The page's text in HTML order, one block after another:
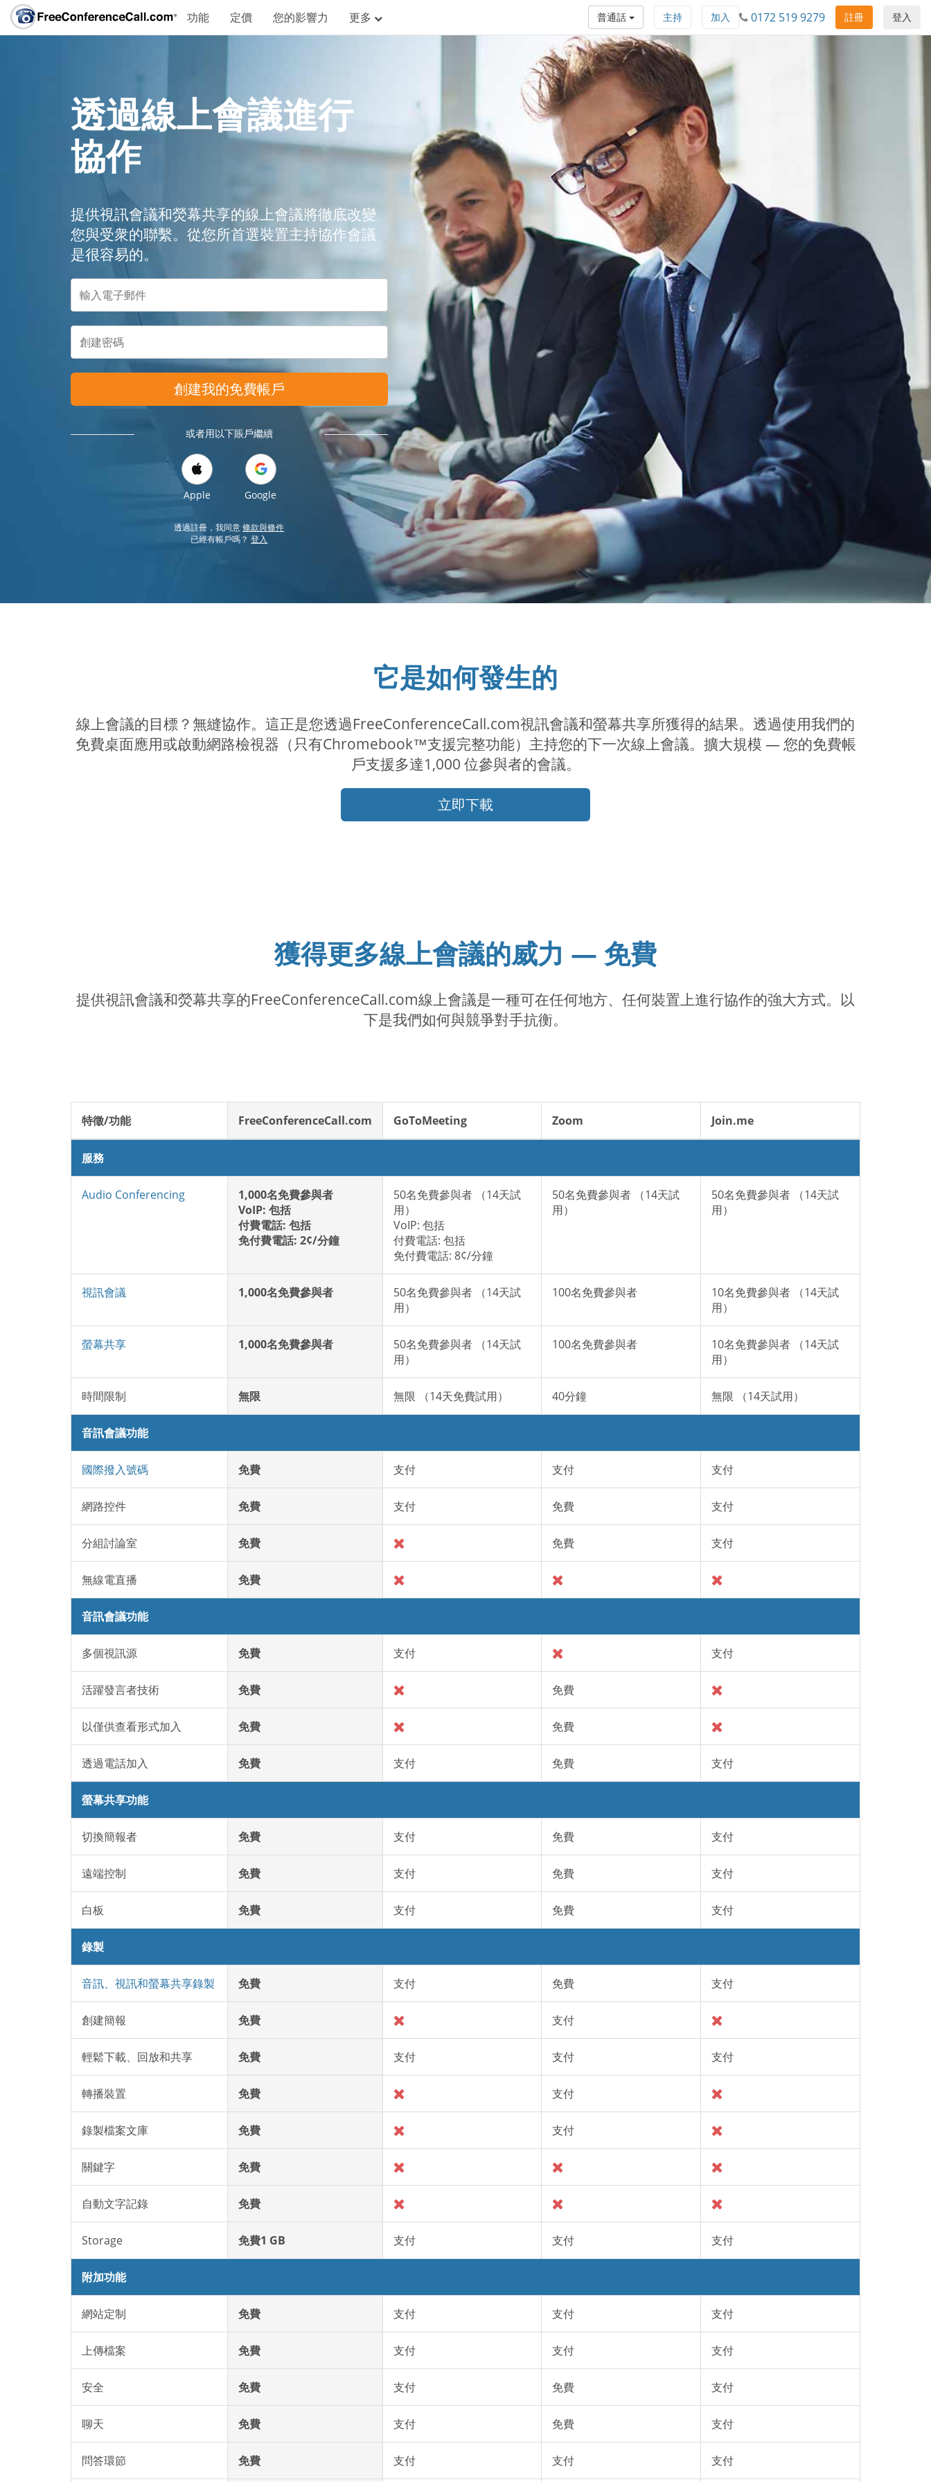
功能 定價 您的影響力 更多 登入
註冊
0172 519 9279
加入
主持
普通話
透過線上會議進行
協作
提供視訊會議和熒幕共享的線上會議將徹底改變
您與受衆的聯繫。從您所首選裝置主持協作會議
是很容易的。
創建我的免費帳戶
或者用以下賬戶繼續
Apple Google
透過註冊，我同意條款與條件
已經有帳戶嗎？登入
它是如何發生的
線上會議的目標？無縫協作。這正是您透過FreeConferenceCall.com視訊會議和螢幕共享所獲得的結果。透過使用我們的
免費桌面應用或啟動網路檢視器（只有Chromebook™支援完整功能）主持您的下一次線上會議。擴大規模 — 您的免費帳
戶支援多達1,000 位參與者的會議。
立即下載
獲得更多線上會議的威力 — 免費
提供視訊會議和熒幕共享的FreeConferenceCall.com線上會議是一種可在任何地方、任何裝置上進行協作的強大方式。以
下是我們如何與競爭對手抗衡。
特徵/功能 FreeConferenceCall.com GoToMeeting Zoom Join.me
服務
Audio Conferencing
1,000名免費參與者
VoIP: 包括
付費電話: 包括
免付費電話: 2¢/分鐘
50名免費參與者 （14天試
用）
VoIP: 包括
付費電話: 包括
免付費電話: 8¢/分鐘
50名免費參與者 （14天試
用）
50名免費參與者 （14天試
用）
視訊會議 1,000名免費參與者
50名免費參與者 （14天試
用）
100名免費參與者
10名免費參與者 （14天試
用）
螢幕共享 1,000名免費參與者
50名免費參與者 （14天試
用）
100名免費參與者
10名免費參與者 （14天試
用）
時間限制 無限 無限 （14天免費試用） 40分鐘 無限 （14天試用）
音訊會議功能
國際撥入號碼 免費 支付 支付 支付
網路控件 免費 支付 免費 支付
分組討論室 免費 免費 支付
無線電直播 免費
音訊會議功能
多個視訊源 免費 支付 支付
活躍發言者技術 免費 免費
以僅供查看形式加入 免費 免費
透過電話加入 免費 支付 免費 支付
螢幕共享功能
切換簡報者 免費 支付 免費 支付
遠端控制 免費 支付 免費 支付
白板 免費 支付 免費 支付
錄製
音訊、視訊和螢幕共享錄製 免費 支付 免費 支付
創建簡報 免費 支付
輕鬆下載、回放和共享 免費 支付 支付 支付
轉播裝置 免費 支付
錄製檔案文庫 免費 支付
關鍵字 免費
自動文字記錄 免費
Storage 免費1 GB 支付 支付 支付
附加功能
網站定制 免費 支付 支付 支付
上傳檔案 免費 支付 支付 支付
安全 免費 支付 免費 支付
聊天 免費 支付 免費 支付
問答環節 免費 支付 支付 支付